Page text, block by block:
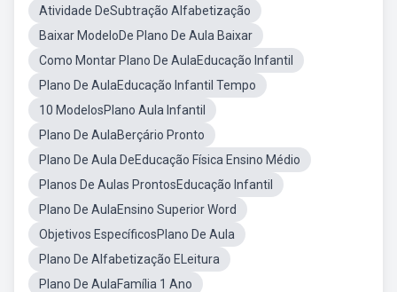
Atividade DeSubtração Alfabetização
Baixar ModeloDe Plano De Aula Baixar
Como Montar Plano De AulaEducação Infantil
Plano De AulaEducação Infantil Tempo
10 ModelosPlano Aula Infantil
Plano De AulaBerçário Pronto
Plano De Aula DeEducação Física Ensino Médio
Planos De Aulas ProntosEducação Infantil
Plano De AulaEnsino Superior Word
Objetivos EspecíficosPlano De Aula
Plano De Alfabetização ELeitura
Plano De AulaFamília 1 Ano